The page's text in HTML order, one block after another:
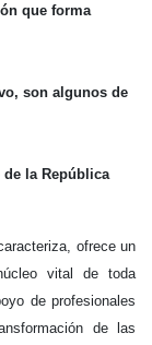
que forma
son algunos de
de la República
ofrece un
vital de toda
de profesionales
de las